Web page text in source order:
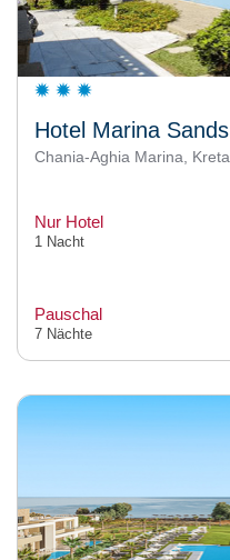
Hotel Marina Sands
Chania-Aghia Marina, Kreta
Nur Hotel
1 Nacht
Pauschal
7 Nächte